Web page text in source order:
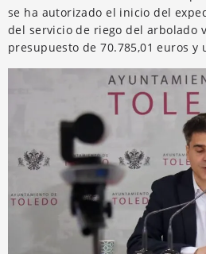
se ha autorizado el inicio del
del servicio de riego del arbolado
presupuesto de 70.785,01 euros y